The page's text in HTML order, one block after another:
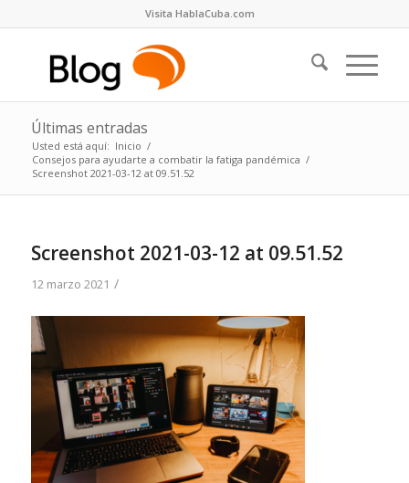
Visita HablaCuba.com
Últimas entradas
Usted está aquí: Inicio /
Consejos para ayudarte a combatir la fatiga pandémica /
Screenshot 2021-03-12 at 09.51.52
Screenshot 2021-03-12 at 09.51.52
12 marzo 2021 /